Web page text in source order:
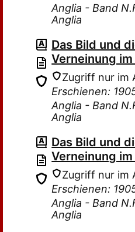
Anglia - Band
Anglia
Das Bild und
Verneinung
Zugriff nur im
Erschienen:
Anglia - Band
Anglia
Das Bild und
Verneinung
Zugriff nur im
Erschienen:
Anglia - Band
Anglia